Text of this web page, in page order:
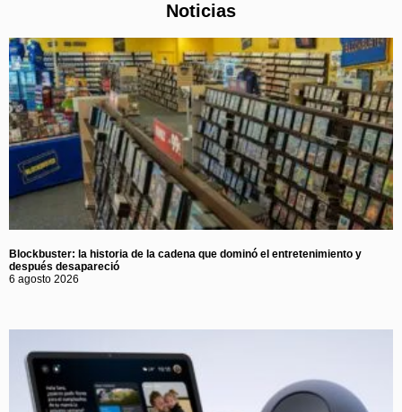
Noticias
Blockbuster: la historia de la cadena que dominó el entretenimiento y
después desapareció
6 agosto 2026